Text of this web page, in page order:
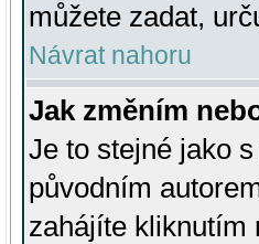
můžete zadat,
Návrat nahoru
Jak změním
Je to stejné jako
původním
zahájíte kliknutím